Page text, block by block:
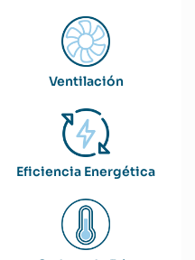
Ventilación
Eficiencia Energética